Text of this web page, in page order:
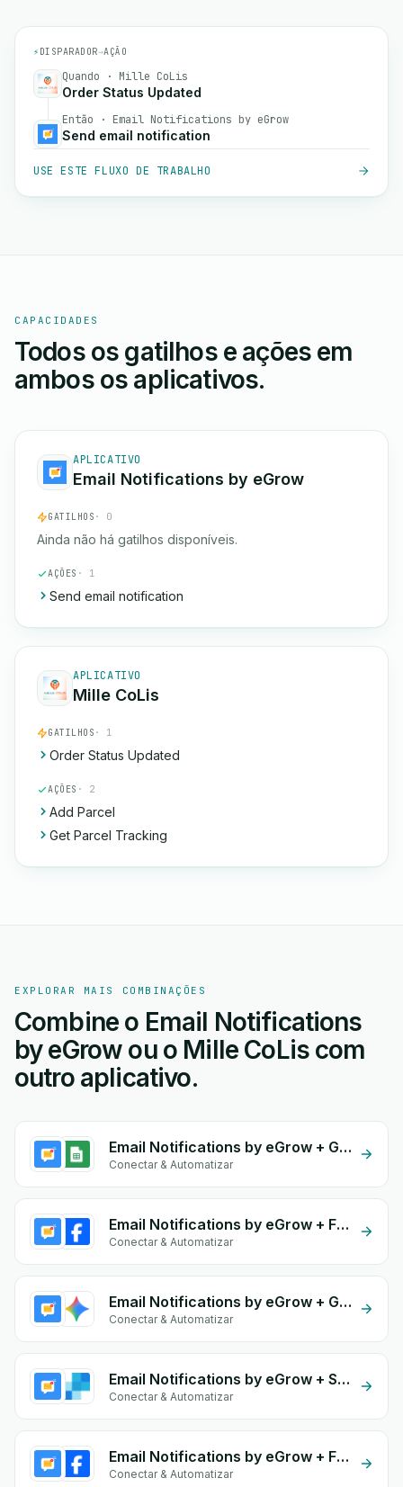
⚡ DISPARADOR→AÇÃO
Quando · Mille CoLis
Order Status Updated
Então · Email Notifications by eGrow
Send email notification
USE ESTE FLUXO DE TRABALHO
CAPACIDADES
Todos os gatilhos e ações em
ambos os aplicativos.
APLICATIVO
Email Notifications by eGrow
GATILHOS · 0
Ainda não há gatilhos disponíveis.
AÇÕES · 1
Send email notification
APLICATIVO
Mille CoLis
GATILHOS · 1
Order Status Updated
AÇÕES · 2
Add Parcel
Get Parcel Tracking
EXPLORAR MAIS COMBINAÇÕES
Combine o Email Notifications
by eGrow ou o Mille CoLis com
outro aplicativo.
Email Notifications by eGrow + Google Sheets
Conectar & Automatizar
Email Notifications by eGrow + Facebook Conversion API (CAPI)
Conectar & Automatizar
Email Notifications by eGrow + Gemini
Conectar & Automatizar
Email Notifications by eGrow + SendGrid
Conectar & Automatizar
Email Notifications by eGrow + Facebook Commerce
Conectar & Automatizar